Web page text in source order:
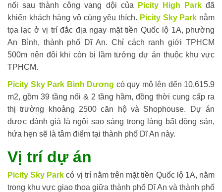
nối sau thành công vang dội của
Picity High Parkđã
khiến khách hàng vô cùng yêu thích. Picity Sky Park nằm
tọa lạc ở vị trí đắc địa ngay mặt tiền Quốc lộ 1A, phường
An Bình, thành phố Dĩ An. Chỉ cách ranh giới TPHCM
500m nên đôi khi còn bị lầm tưởng dự án thuộc khu vực
TPHCM.
Picity Sky Park Bình Dương có quy mô lên đến 10,615.9
m2, gồm 39 tầng nổi & 2 tầng hầm, đồng thời cung cấp ra
thị trường khoảng 2500 căn hộ và Shophouse. Dự án
được đánh giá là ngôi sao sáng trong làng bất động sản,
hứa hẹn sẽ là tâm điểm tại thành phố Dĩ An này.
Vị trí dự án
Picity Sky Park có vị trí nằm trên mặt tiền Quốc lộ 1A, nằm
trong khu vực giao thoa giữa thành phố Dĩ An và thành phố